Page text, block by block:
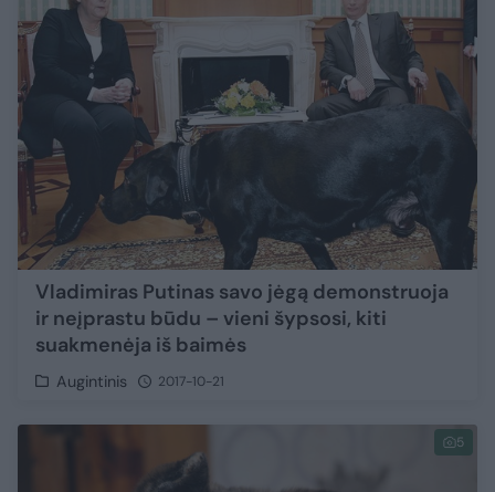
Vladimiras Putinas savo jėgą demonstruoja
ir neįprastu būdu – vieni šypsosi, kiti
suakmenėja iš baimės
Augintinis 2017-10-21
5